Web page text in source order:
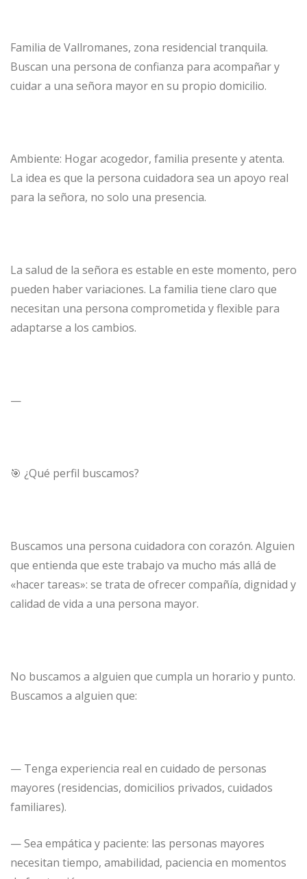
Familia de Vallromanes, zona residencial tranquila.
Buscan una persona de confianza para acompañar y
cuidar a una señora mayor en su propio domicilio.
Ambiente: Hogar acogedor, familia presente y atenta.
La idea es que la persona cuidadora sea un apoyo real
para la señora, no solo una presencia.
La salud de la señora es estable en este momento, pero
pueden haber variaciones. La familia tiene claro que
necesitan una persona comprometida y flexible para
adaptarse a los cambios.
—
🎯 ¿Qué perfil buscamos?
Buscamos una persona cuidadora con corazón. Alguien
que entienda que este trabajo va mucho más allá de
«hacer tareas»: se trata de ofrecer compañía, dignidad y
calidad de vida a una persona mayor.
No buscamos a alguien que cumpla un horario y punto.
Buscamos a alguien que:
— Tenga experiencia real en cuidado de personas
mayores (residencias, domicilios privados, cuidados
familiares).
— Sea empática y paciente: las personas mayores
necesitan tiempo, amabilidad, paciencia en momentos